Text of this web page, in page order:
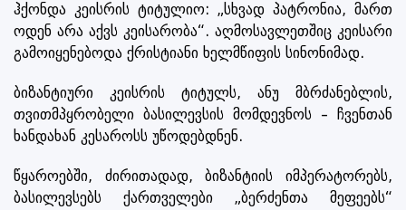
ჰქონდა კეისრის ტიტულიო: „სხვად პატრონია, მართ
ოდენ არა აქვს კეისარობა“. აღმოსავლეთშიც კეისარი
გამოიყენებოდა ქრისტიანი ხელმწიფის სინონიმად.
ბიზანტიური კეისრის ტიტულს, ანუ მბრძანებლის,
თვითმპყრობელი ბასილევსის მომდევნოს – ჩვენთან
ხანდახან კესაროსს უწოდებდნენ.
წყაროებში, ძირითადად, ბიზანტიის იმპერატორებს,
ბასილევსებს ქართველები „ბერძენთა მეფეებს“